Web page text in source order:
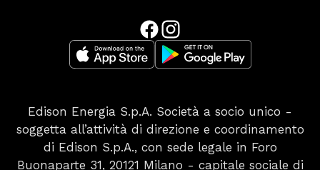
Edison Energia S.p.A. Società a socio unico -
soggetta all’attività di direzione e coordinamento
di Edison S.p.A., con sede legale in Foro
Buonaparte 31, 20121 Milano - capitale sociale di